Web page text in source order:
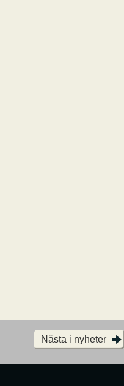
Nästa i nyheter